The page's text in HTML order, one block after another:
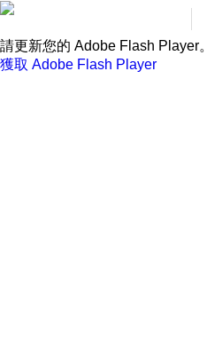
請更新您的 Adobe Flash Player。
獲取 Adobe Flash Player